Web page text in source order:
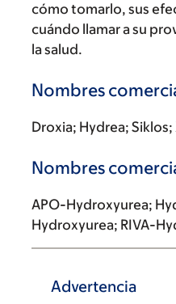
cómo tomarlo, sus
cuándo llamar a su
la salud.
Nombres
Droxia; Hydrea;
Nombres
APO-Hydroxyurea;
Hydroxyurea; RIVA-
Advertencia